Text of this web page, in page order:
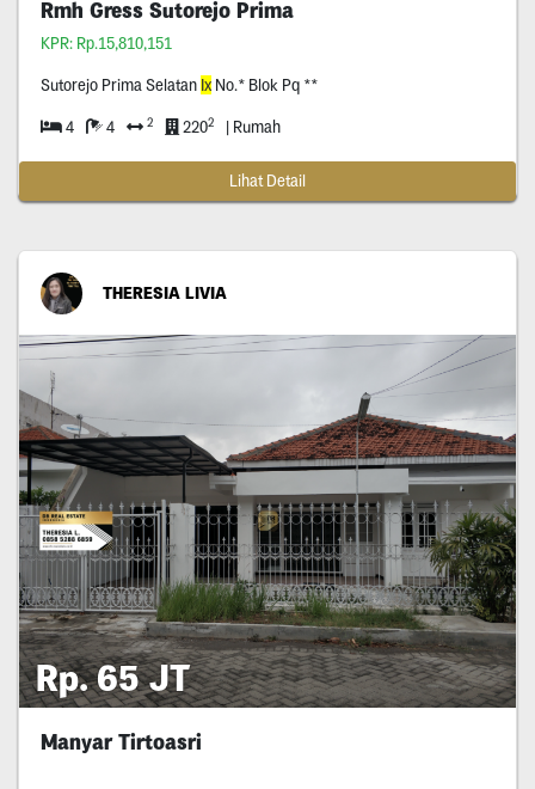
Rmh Gress Sutorejo Prima
KPR: Rp.15,810,151
Sutorejo Prima Selatan IxNo.* Blok Pq **
4 4 2 2202 | Rumah
Lihat Detail
THERESIA LIVIA
Rp. 65 JT
Manyar Tirtoasri